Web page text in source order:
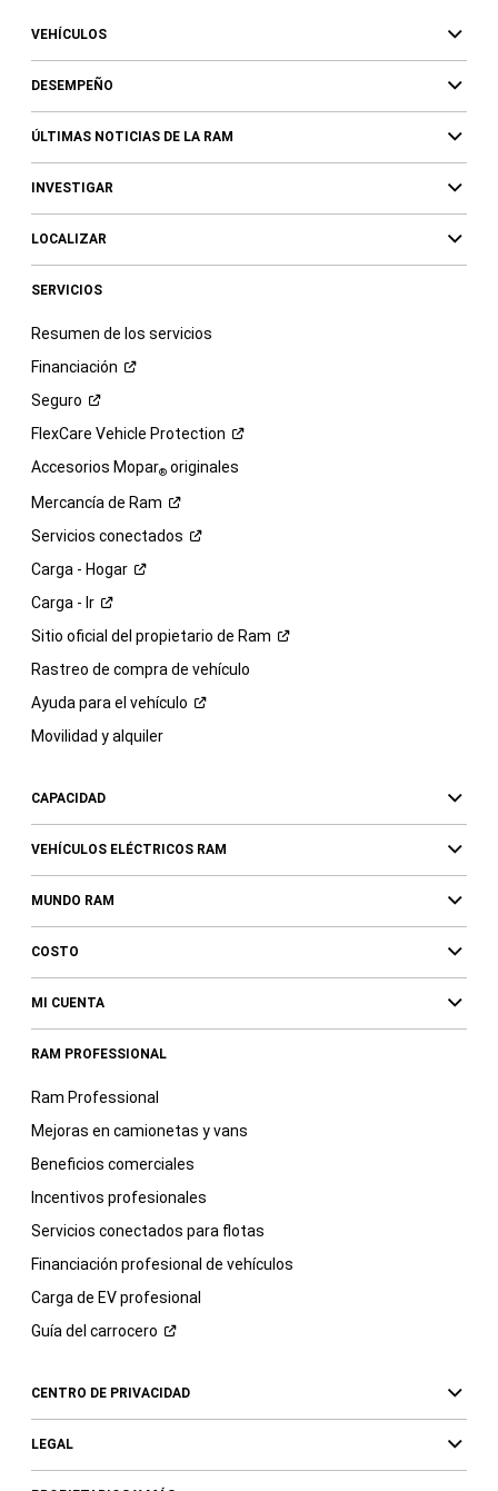
VEHÍCULOS
DESEMPEÑO
ÚLTIMAS NOTICIAS DE LA RAM
INVESTIGAR
LOCALIZAR
SERVICIOS
Resumen de los servicios
Financiación
Seguro
FlexCare Vehicle Protection
Accesorios Mopar®originales
Mercancía de Ram
Servicios conectados
Carga - Hogar
Carga - Ir
Sitio oficial del propietario de Ram
Rastreo de compra de vehículo
Ayuda para el vehículo
Movilidad y alquiler
CAPACIDAD
VEHÍCULOS ELÉCTRICOS RAM
MUNDO RAM
COSTO
MI CUENTA
RAM PROFESSIONAL
Ram Professional
Mejoras en camionetas y vans
Beneficios comerciales
Incentivos profesionales
Servicios conectados para flotas
Financiación profesional de vehículos
Carga de EV profesional
Guía del carrocero
CENTRO DE PRIVACIDAD
LEGAL